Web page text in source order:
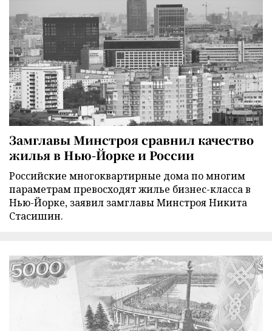
Замглавы Минстроя сравнил качество
жилья в Нью-Йорке и России
Российские многоквартирные дома по многим
параметрам превосходят жилье бизнес-класса в
Нью-Йорке, заявил замглавы Минстроя Никита
Стасишин.